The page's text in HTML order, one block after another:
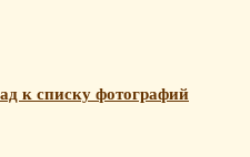
к списку фотографий